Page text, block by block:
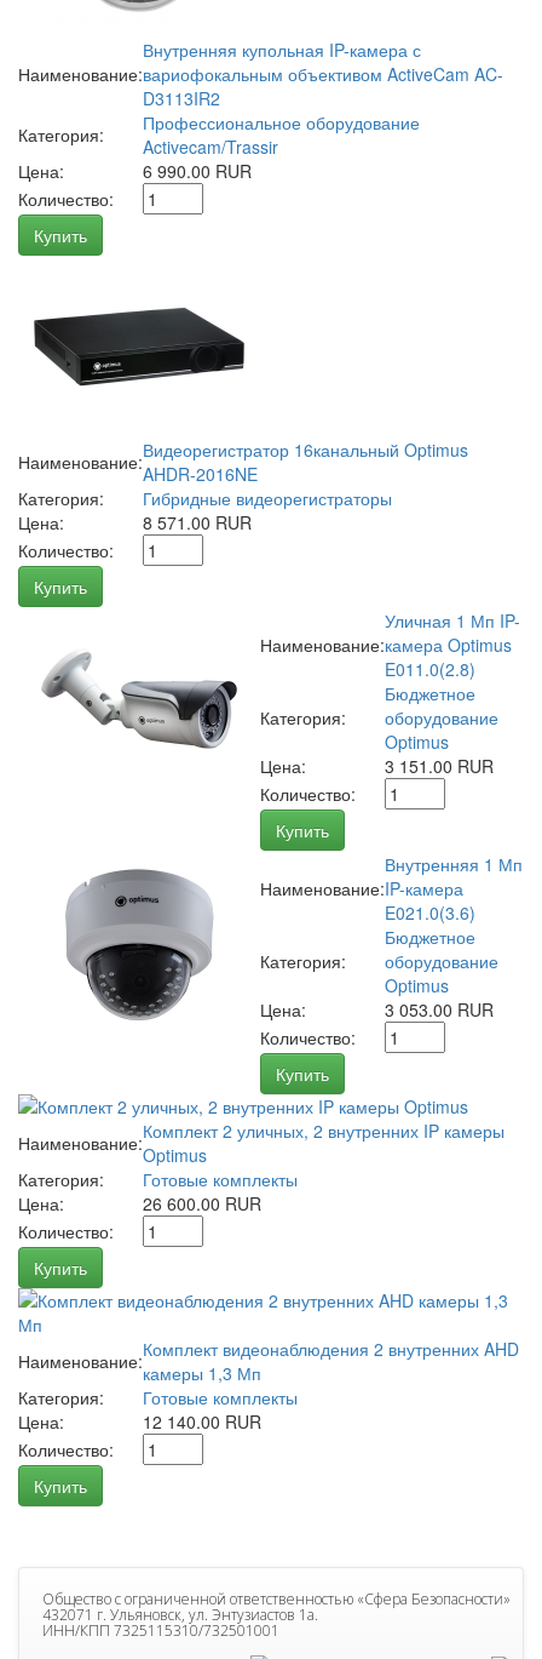
Наименование:
Внутренняя купольная IP-камера с
вариофокальным объективом ActiveCam AC-
D3113IR2
Категория:
Профессиональное оборудование
Activecam/Trassir
Цена:
6 990.00 RUR
Количество:
Купить
Наименование:Видеорегистратор 16канальный Optimus
AHDR-2016NE
Категория:
Гибридные видеорегистраторы
Цена:
8 571.00 RUR
Количество:
Купить
Наименование:
Уличная 1 Мп IP-
камера Optimus
E011.0(2.8)
Категория:
Бюджетное
оборудование
Optimus
Цена:
3 151.00 RUR
Количество:
Купить
Наименование:
Внутренняя 1 Мп
IP-камера
E021.0(3.6)
Категория:
Бюджетное
оборудование
Optimus
Цена:
3 053.00 RUR
Количество:
Купить
Наименование:Комплект 2 уличных, 2 внутренних IP камеры
Optimus
Категория:
Готовые комплекты
Цена:
26 600.00 RUR
Количество:
Купить
Наименование:Комплект видеонаблюдения 2 внутренних AHD
камеры 1,3 Мп
Категория:
Готовые комплекты
Цена:
12 140.00 RUR
Количество:
Купить
Общество с ограниченной ответственностью «Сфера Безопасности»
432071 г. Ульяновск, ул. Энтузиастов 1а.
ИНН/КПП 7325115310/732501001